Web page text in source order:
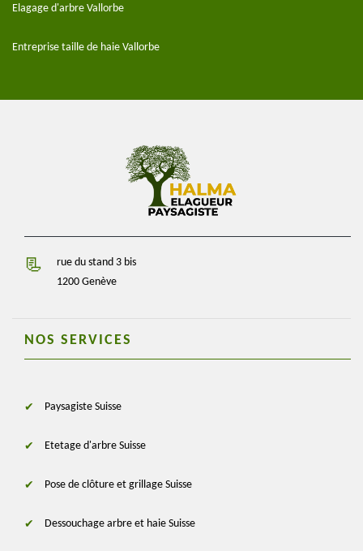
Elagage d'arbre Vallorbe
Entreprise taille de haie Vallorbe
rue du stand 3 bis
1200 Genève
NOS SERVICES
Paysagiste Suisse
Etetage d'arbre Suisse
Pose de clôture et grillage Suisse
Dessouchage arbre et haie Suisse